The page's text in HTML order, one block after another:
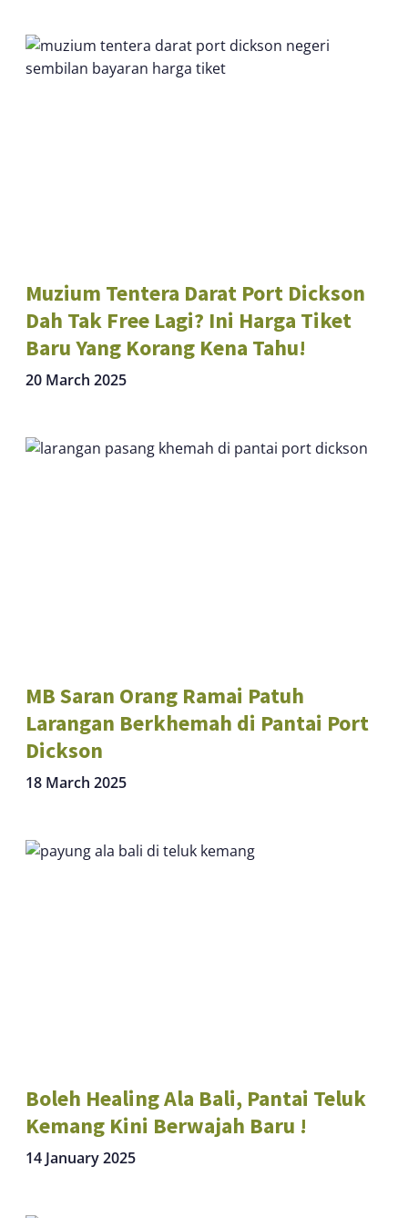
Muzium Tentera Darat Port Dickson
Dah Tak Free Lagi? Ini Harga Tiket
Baru Yang Korang Kena Tahu!
20 March 2025
MB Saran Orang Ramai Patuh
Larangan Berkhemah di Pantai Port
Dickson
18 March 2025
Boleh Healing Ala Bali, Pantai Teluk
Kemang Kini Berwajah Baru !
14 January 2025